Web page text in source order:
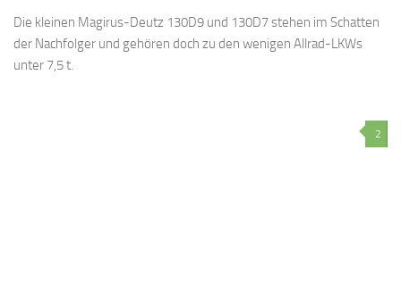
Die kleinen Magirus-Deutz 130D9 und 130D7 stehen im Schatten
der Nachfolger und gehören doch zu den wenigen Allrad-LKWs
unter 7,5 t.
2